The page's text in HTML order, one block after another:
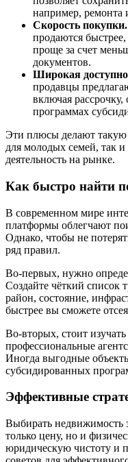
например, ремонта
Скорость покупки.
продаются
проще за счет
документов.
Широкая
продавцы
включая
программах
Эти плюсы делают такую
для молодых семей, так
деятельность на рынке.
Как быстро найти
В современном мире
платформы облегчают
Однако, чтобы не
ряд правил.
Во-первых, нужно
Создайте чёткий список
район, состояние,
быстрее вы сможете
Во-вторых, стоит
профессиональные
Иногда выгодные
субсидированных
Эффективные
Выбирать недвижимость
только цену, но и
юридическую чистоту и